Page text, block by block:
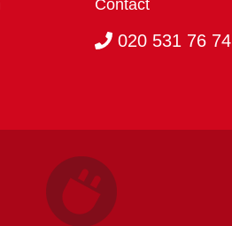
Contact
020 531 76 74